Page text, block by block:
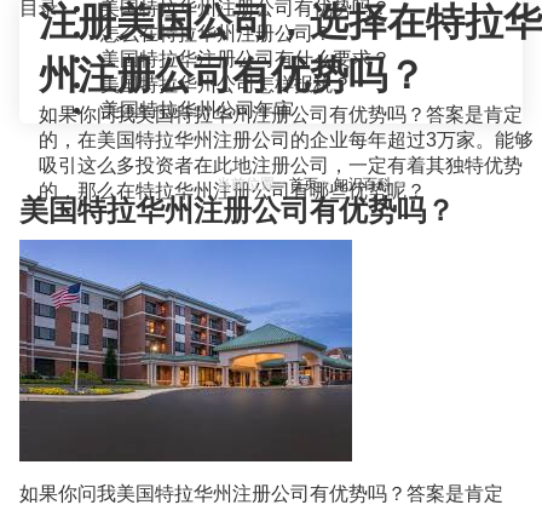
当前位置：首页>知识百科>
注册美国公司，选择在特拉华
州注册公司有优势吗？
如果你问我美国特拉华州注册公司有优势吗？答案是肯定
的，在美国特拉华州注册公司的企业每年超过3万家。能够
吸引这么多投资者在此地注册公司，一定有着其独特优势
的，那么在特拉华州注册公司有哪些优势呢？
目录
美国特拉华州注册公司有优势吗？
怎么在特拉华州注册公司？
美国特拉华注册公司有什么要求？
美国特拉华州公司怎样报税？
美国特拉华州公司年审
美国特拉华州注册公司有优势吗？
如果你问我美国特拉华州注册公司有优势吗？答案是肯定